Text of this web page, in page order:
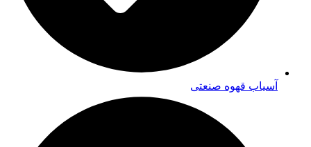
آسیاب قهوه صنعتی